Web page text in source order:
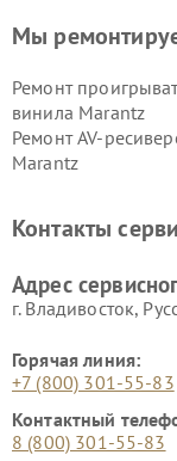
Мы
Ремонт
винила Marantz
Ремонт AV-
Marantz
Контакты
Адрес
г. Владивосток,
Горячая линия:
+7 (800) 301-55-83
Контактный
8 (800) 301-55-83